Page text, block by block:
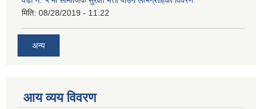
मिति: 08/28/2019 - 11:22
अन्य
आय व्यय विवरण